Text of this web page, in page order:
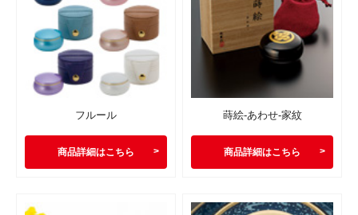
フルール
商品詳細はこちら
蒔絵-あわせ-家紋
商品詳細はこちら